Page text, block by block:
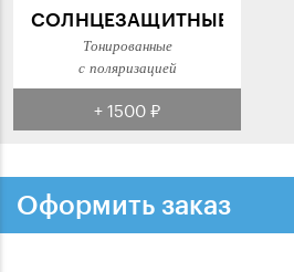
СОЛНЦЕЗАЩИТНЫЕ
Тонированные
с поляризацией
+ 1500 ₽
Оформить заказ